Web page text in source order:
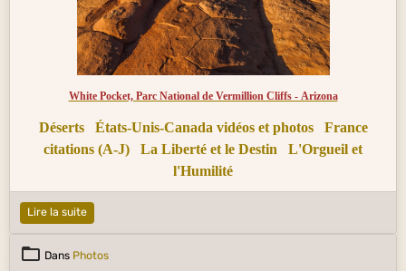
White Pocket, Parc National de Vermillion Cliffs - Arizona
Déserts États-Unis-Canada vidéos et photos
France
citations (A-J)
La Liberté et le Destin
L'Orgueil et
l'Humilité
Lire la suite
Dans Photos